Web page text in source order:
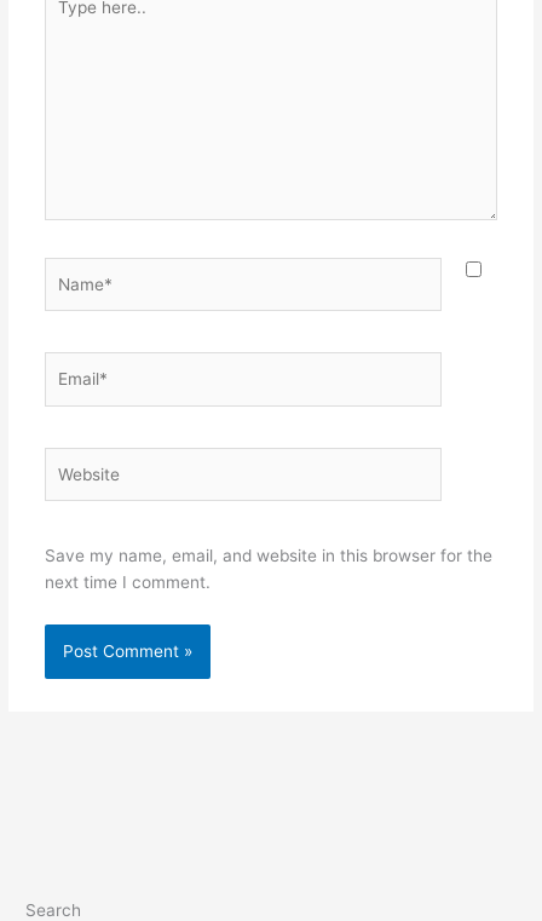
here..
Save my name, email, and website in this browser for the
next time I comment.
Search